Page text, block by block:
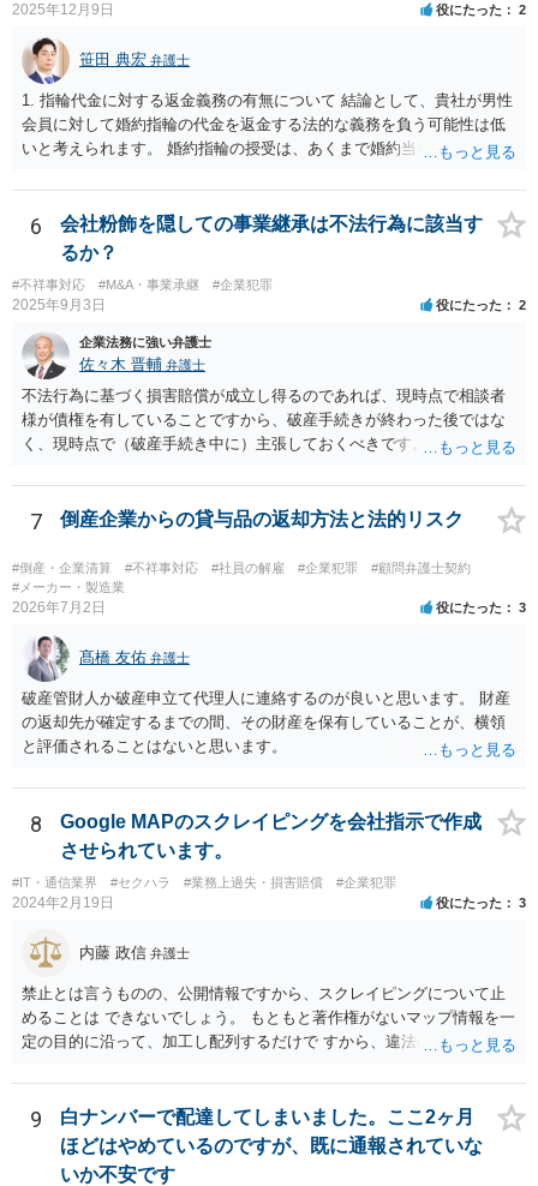
現在・将来ともに存在しないと断言でき」ないということであれば、
この立証の見込みが立たないでしょうから、訴訟になったとしても、
かかる点で争うべきでしょう（といっても否認すれば足りると思いま
す。）。 以上述べましたが、令和7年12月から令和11年までに発生す
る一切の債権となれば、約4年という一定の期間の将来債権譲渡とな
ます。ご不安な気持ちを解消するために、法律事務所にご相談に赴く
ことを検討されても良いでしょう。
2025年12月9日 役にたった 2
笹田 典宏 弁護士
1. 指輪代金に対する返金義務の有無について 結論として、貴社が男性
会員に対して婚約指輪の代金を返金する法的な義務を負う可能性は低
いと考えられます。 婚約指輪の授受は、あくまで婚約当事者である男
貴社は、その贈与契約の当事者ではありません。したがって、仮に女
性が返金義務を負う場合であっても、貴社が返金義務を負う法的根拠
は見当たりません。 また、国際結婚の仲介契約に関する裁判例では、
会員の個人的な理由による破談で追加的に発生した費用は会員自身が
負担すべきであり、仲介業者に責任がない限り、成婚料の支払いを拒
絶することはできないと判断されています。この裁判例は、仲介業者
の責任範囲が、会員間の個人的な問題とは切り離して考えられること
を示唆しており、本件でも同様に、指輪の返還が貴社の責任範囲外の
問題であると主張する上で参考になります。 2. 今後の対応について
相手方代理人に対し、内容証明郵便などで書面にて貴社の見解を明確
に伝えることが重要です。その書面には、以下の内容を盛り込むこと
が考えられます。 成婚料について: 円満な解決を優先する観点から、
経営判断として返金に応じる意向であることを伝える（ただし、法的
には上記の裁判例のように、貴社に返金義務は無いと判断される可能
性が高いと思われます。）。 指輪代金について: 前述の通り、男性会
ないことを、法的根拠と共に冷静に主張する。 「刑事訴訟」との主張
に対して: 本件は、契約の履行や返金を巡る民事上の紛争であり、貴社
があったとは考えにくく、刑事事件として立件される可能性は極めて
低いと思われます。 3. 警察からの連絡について 警察は「民事不介
入」を原則としており、契約トラブルなどの個人間の紛争に介入する
ことはありません。しかし、事件性があるかどうかを判断するため
に、関係者から事情を聴くことがあります。その場合には誠実な事実
6
会社粉飾を隠しての事業継承は不法行為に該当す
るか？
#不祥事対応 #M&A・事業承継 #企業犯罪
2025年9月3日 役にたった 2
企業法務に強い弁護士
佐々木 晋輔 弁護士
不法行為に基づく損害賠償が成立し得るのであれば、現時点で相談者
様が債権を有していることですから、破産手続きが終わった後ではな
く、現時点で（破産手続き中に）主張しておくべきです。 また、「会
という点について、破産する親会社から子会社に対して何らかの請求
の余地があるかもしれませんので、裁判所（破産管財人）に具体的な
状況を説明しておくべきだと思います。 上記に関しては、相談者様か
ら破産を依頼している申立代理人に説明し、申立代理人から裁判所
（破産管財人）に説明してもらうのが通常の流れです。 申立代理人は
先代社長と関係があるとのことですが、すくなくとも相談者様から申
立代理人にしっかりと伝えて、申立代理人がどう対応するのか確認し
ておいたほうがいいと思います。
7 倒産企業からの貸与品の返却方法と法的リスク
#倒産・企業清算 #不祥事対応 #社員の解雇 #企業犯罪
#顧問弁護士契約
#メーカー・製造業
2026年7月2日 役にたった 3
髙橋 友佑 弁護士
破産管財人か破産申立て代理人に連絡するのが良いと思います。 財産
の返却先が確定するまでの間、その財産を保有していることが、横領
と評価されることはないと思います。
8
Google MAPのスクレイピングを会社指示で作成
させられています。
#IT・通信業界 #セクハラ #業務上過失・損害賠償 #企業犯罪
2024年2月19日 役にたった 3
内藤 政信 弁護士
禁止とは言うものの、公開情報ですから、スクレイピングについて止
めることは できないでしょう。 もともと著作権がないマップ情報を一
定の目的に沿って、加工し配列するだけで すから、違法の問題は生じ
した会社ですね。（私見）
9
白ナンバーで配達してしまいました。ここ2ヶ月
ほどはやめているのですが、既に通報されていな
いか不安です